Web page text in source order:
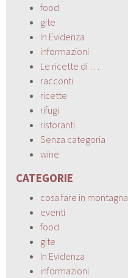
food
gite
In Evidenza
informazioni
Le ricette di …
racconti
ricette
rifugi
ristoranti
Senza categoria
wine
CATEGORIE
cosa fare in montagna
eventi
food
gite
In Evidenza
informazioni